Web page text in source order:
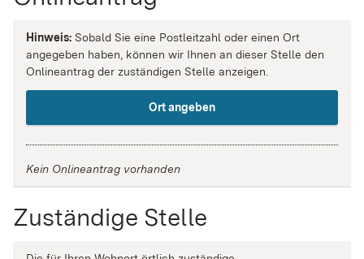
Hinweis: Sobald Sie eine Postleitzahl oder einen Ort
angegeben haben, können wir Ihnen an dieser Stelle den
Onlineantrag der zuständigen Stelle anzeigen.
Ort angeben
Kein Onlineantrag vorhanden
Zuständige Stelle